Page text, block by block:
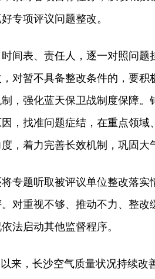
专项评议问题整改。
表、责任人，逐一对照问题
对暂不具备整改条件的，要积
，强化蓝天保卫战制度保障。
，找准问题症结，在重点领域
，着力完善长效机制，巩固大
题听取被评议单位整改落实
对重视不够、推动不力、整改
法启动其他监督程序。
，长沙空气质量状况持续改